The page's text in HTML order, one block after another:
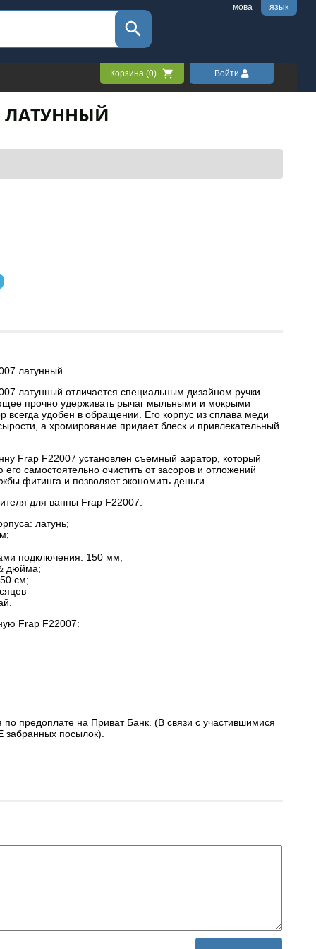
мова язык
Корзина (0) Войти
ЛАТУННЫЙ
латунный
латунный отличается специальным дизайном ручки.
прочно удерживать рычаг мыльными и мокрыми
всегда удобен в обращении. Его корпус из сплава меди
а хромирование придает блеск и привлекательный
Frap F22007 установлен съемный аэратор, который
самостоятельно очистить от засоров и отложений
фитинга и позволяет экономить деньги.
для ванны Frap F22007:
латунь;
подключения: 150 мм;
дюйма;
см;
Frap F22007:
предоплате на Приват Банк. (В связи с участившимися
забранных посылок).